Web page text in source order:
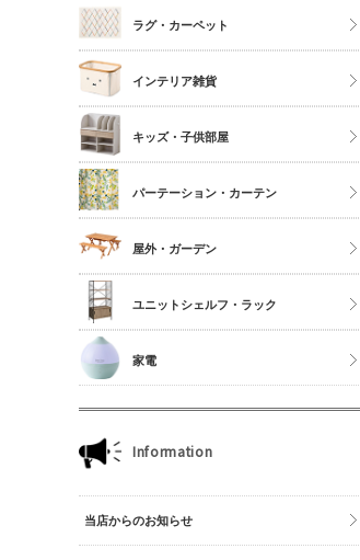
セミダブル
ダブル以上
夏物布団
冬物布団
枕・抱き枕
マットレス単品
こたつ
こたつ布団
ラグ・カーペット
正方形
長方形
円形
キッチンマット
玄関マット
インテリア雑貨
アクセサリーケース
照明・ライト
コスメボックス
収納雑貨
玄関雑貨
キッチン雑貨
ミラー・ドレッサー
本立て・マガジンラック
時計
キッズ・子供部屋
パーテーション・カーテン
カーテン・ブラインド
屋外・ガーデン
ユニットシェルフ・ラック
ユニットシェルフWiLLシリーズ
ジュリオシリーズ
家電
Information
当店からのお知らせ